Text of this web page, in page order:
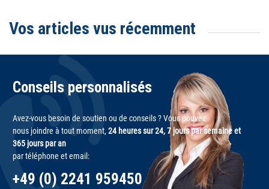
Vos articles vus récemment
Conseils personnalisés
Avez-vous besoin de soutien ou de conseils ? Vous pouvez
nous joindre à tout moment, 24 heures sur 24, 7 jours par semaine et
365 jours par an
par téléphone et email:
+49 (0) 2241 959450